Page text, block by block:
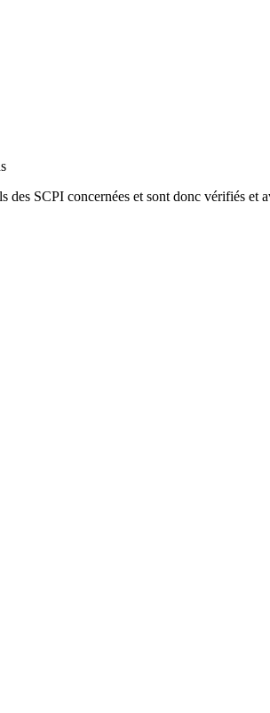
SCPI concernées et sont donc vérifiés et